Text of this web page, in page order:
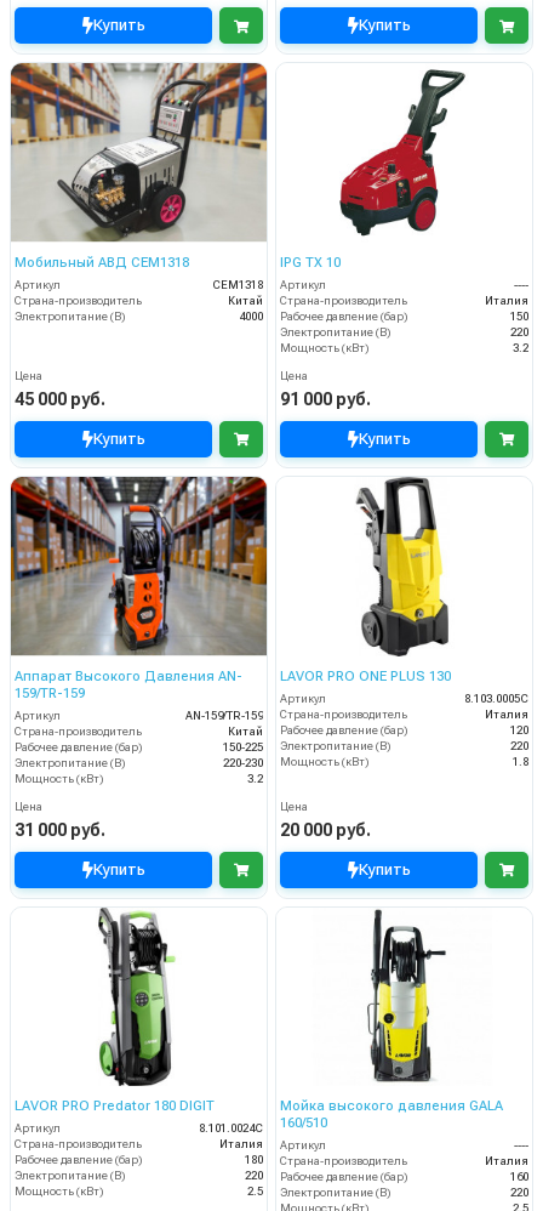
Купить Купить
Мобильный АВД CEM1318
Артикул
CEM1318
Страна-производитель
Китай
Электропитание (В)
4000
Цена
45 000 руб.
Купить
IPG TX 10
Артикул
----
Страна-производитель
Италия
Рабочее давление (бар)
150
Электропитание (В)
220
Мощность (кВт)
3.2
Цена
91 000 руб.
Купить
Аппарат Высокого Давления AN-
159/TR-159
Артикул
AN-159/TR-159
Страна-производитель
Китай
Рабочее давление (бар)
150-225
Электропитание (В)
220-230
Мощность (кВт)
3.2
Цена
31 000 руб.
Купить
LAVOR PRO ONE PLUS 130
Артикул
8.103.0005C
Страна-производитель
Италия
Рабочее давление (бар)
120
Электропитание (В)
220
Мощность (кВт)
1.8
Цена
20 000 руб.
Купить
LAVOR PRO Predator 180 DIGIT
Артикул
8.101.0024C
Страна-производитель
Италия
Рабочее давление (бар)
180
Электропитание (В)
220
Мощность (кВт)
2.5
Мойка высокого давления GALA
160/510
Артикул
----
Страна-производитель
Италия
Рабочее давление (бар)
160
Электропитание (В)
220